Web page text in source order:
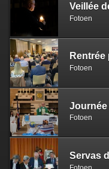
Fotoen
Rentrée
Fotoen
Fotoen